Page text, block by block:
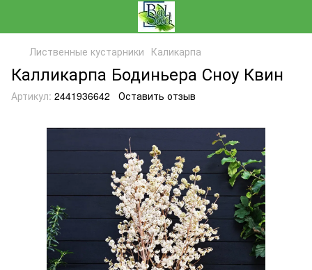
Лиственные кустарники Каликарпа
Калликарпа Бодиньера Сноу Квин
Артикул: 2441936642 Оставить отзыв